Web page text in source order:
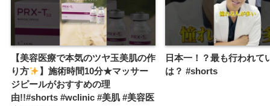
【美容医療で本気のツヤ玉美肌の作
り方
】施術時間10分★マッサー
ジピールがおすすめの理
由!!#shorts #wclinic #美肌 #美容医
日本一！？最も行われて
は？ #shorts